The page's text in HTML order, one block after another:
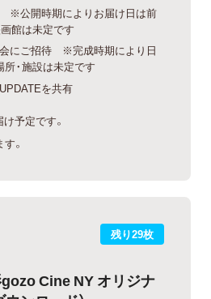
※公開時期によりお届け日は前
画館は未定です
にご招待 ※完成時期により日
所・施設は未定です
を共有
予定です。
。
残り29枚
Cine NY オリジナ